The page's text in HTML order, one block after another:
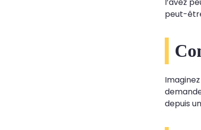
peut-
depuis